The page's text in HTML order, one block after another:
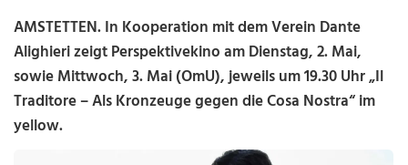
AMSTETTEN. In Kooperation mit dem Verein Dante
Alighieri zeigt Perspektivekino am Dienstag, 2. Mai,
sowie Mittwoch, 3. Mai (OmU), jeweils um 19.30 Uhr „Il
Traditore – Als Kronzeuge gegen die Cosa Nostra“ im
yellow.